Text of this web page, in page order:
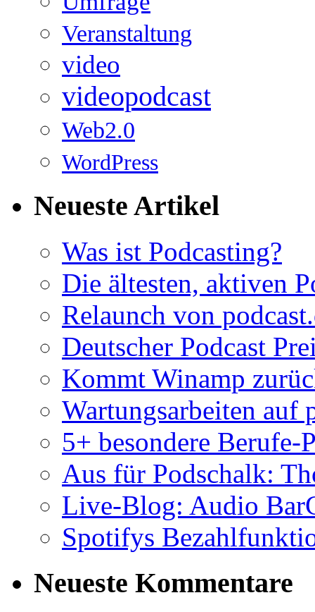
Veranstaltung
video
videopodcast
Web2.0
WordPress
Neueste Artikel
Was ist Podcasting?
Die ältesten, aktiven
Relaunch von
Deutscher Podcast
Kommt Winamp
Wartungsarbeiten auf
5+ besondere Berufe-
Aus für Podschalk:
Live-Blog: Audio
Spotifys
Neueste Kommentare